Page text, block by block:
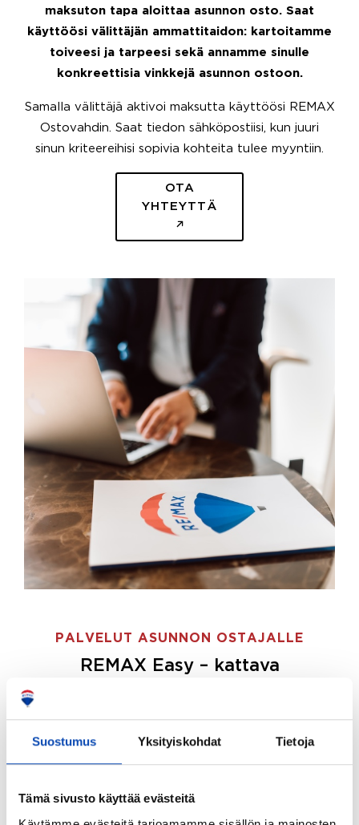
Suostumus Yksityiskohdat Tietoja
Tämä sivusto käyttää evästeitä
maksuton tapa aloittaa asunnon osto. Saat
käyttöösi välittäjän ammattitaidon: kartoitamme
toiveesi ja tarpeesi sekä annamme sinulle
konkreettisia vinkkejä asunnon ostoon.
Samalla välittäjä aktivoi maksutta käyttöösi REMAX
Ostovahdin. Saat tiedon sähköpostiisi, kun juuri
sinun kriteereihisi sopivia kohteita tulee myyntiin.
OTA
YHTEYTTÄ
PALVELUT ASUNNON OSTAJALLE
REMAX Easy – kattava
ostajille.
Tee ostotoimeksianto ja etsimme juuri